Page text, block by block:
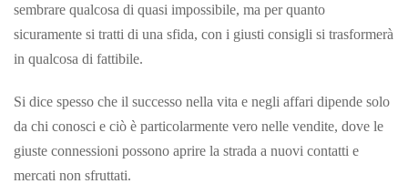
sembrare qualcosa di quasi impossibile, ma per quanto
sicuramente si tratti di una sfida, con i giusti consigli si trasformerà
in qualcosa di fattibile.
Si dice spesso che il successo nella vita e negli affari dipende solo
da chi conosci e ciò è particolarmente vero nelle vendite, dove le
giuste connessioni possono aprire la strada a nuovi contatti e
mercati non sfruttati.